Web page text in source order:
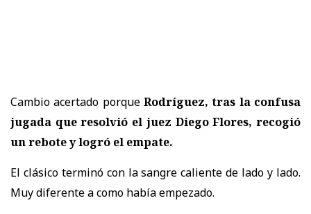
Cambio acertado porque Rodríguez, tras la confusa
jugada que resolvió el juez Diego Flores, recogió
un rebote y logró el empate.
El clásico terminó con la sangre caliente de lado y lado.
Muy diferente a como había empezado.